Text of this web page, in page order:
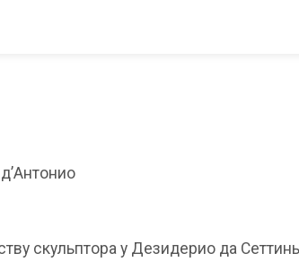
скульптора у Дезидерио да